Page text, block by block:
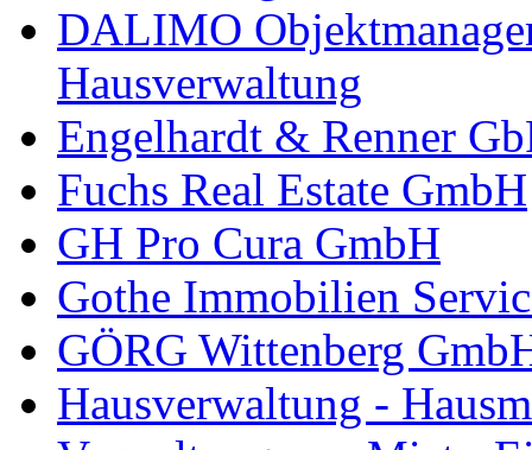
DALIMO
Hausverwaltung
Engelhardt & Renner
Fuchs Real Estate GmbH
GH Pro Cura GmbH
Gothe Immobilien
GÖRG Wittenberg
Hausverwaltung -